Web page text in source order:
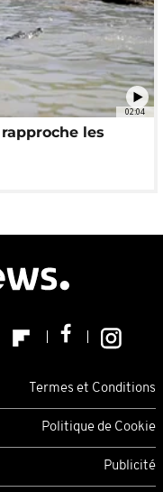
02:04
les
Termes et Conditions
Politique de Cookie
Publicité